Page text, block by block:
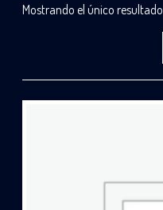
Mostrando el único resultado